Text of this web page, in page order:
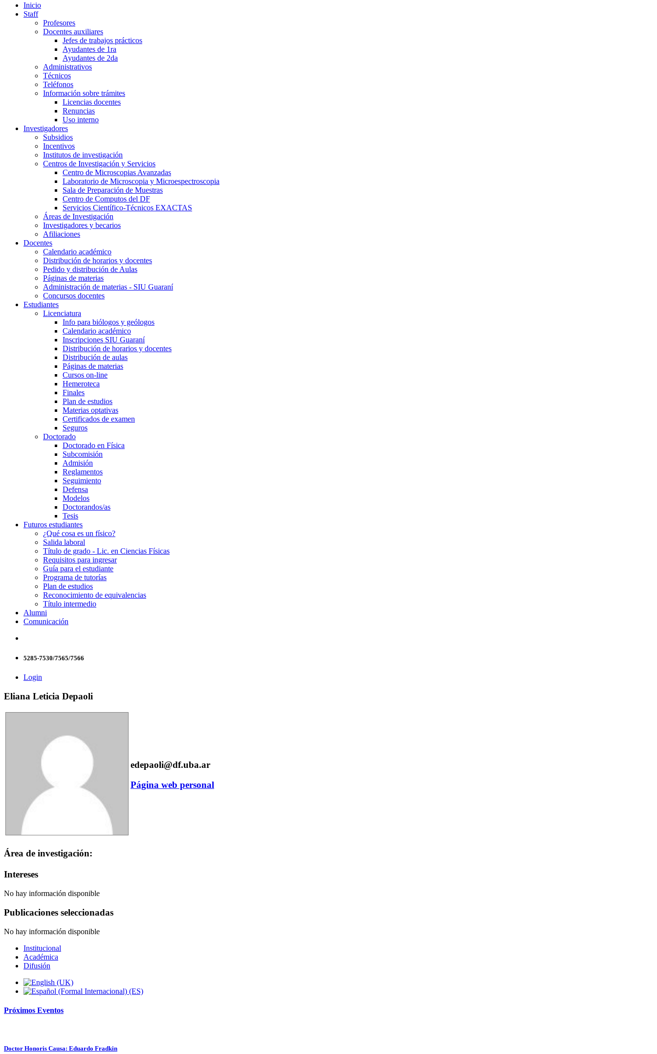
Inicio
Staff
Profesores
Docentes auxiliares
Jefes de trabajos prácticos
Ayudantes de 1ra
Ayudantes de 2da
Administrativos
Técnicos
Teléfonos
Información sobre trámites
Licencias docentes
Renuncias
Uso interno
Investigadores
Subsidios
Incentivos
Institutos de investigación
Centros de Investigación y Servicios
Centro de Microscopias Avanzadas
Laboratorio de Microscopia y Microespectroscopia
Sala de Preparación de Muestras
Centro de Computos del DF
Servicios Científico-Técnicos EXACTAS
Áreas de Investigación
Investigadores y becarios
Afiliaciones
Docentes
Calendario académico
Distribución de horarios y docentes
Pedido y distribución de Aulas
Páginas de materias
Administración de materias - SIU Guaraní
Concursos docentes
Estudiantes
Licenciatura
Info para biólogos y geólogos
Calendario académico
Inscripciones SIU Guaraní
Distribución de horarios y docentes
Distribución de aulas
Páginas de materias
Cursos on-line
Hemeroteca
Finales
Plan de estudios
Materias optativas
Certificados de examen
Seguros
Doctorado
Doctorado en Física
Subcomisión
Admisión
Reglamentos
Seguimiento
Defensa
Modelos
Doctorandos/as
Tesis
Futuros estudiantes
¿Qué cosa es un físico?
Salida laboral
Título de grado - Lic. en Ciencias Físicas
Requisitos para ingresar
Guía para el estudiante
Programa de tutorías
Plan de estudios
Reconocimiento de equivalencias
Título intermedio
Alumni
Comunicación
5285-7530/7565/7566
Login
Eliana Leticia Depaoli
edepaoli@df.uba.ar
Página web personal
Área de investigación:
Intereses
No hay información disponible
Publicaciones seleccionadas
No hay información disponible
Institucional
Académica
Difusión
Próximos Eventos
Doctor Honoris Causa: Eduardo Fradkin